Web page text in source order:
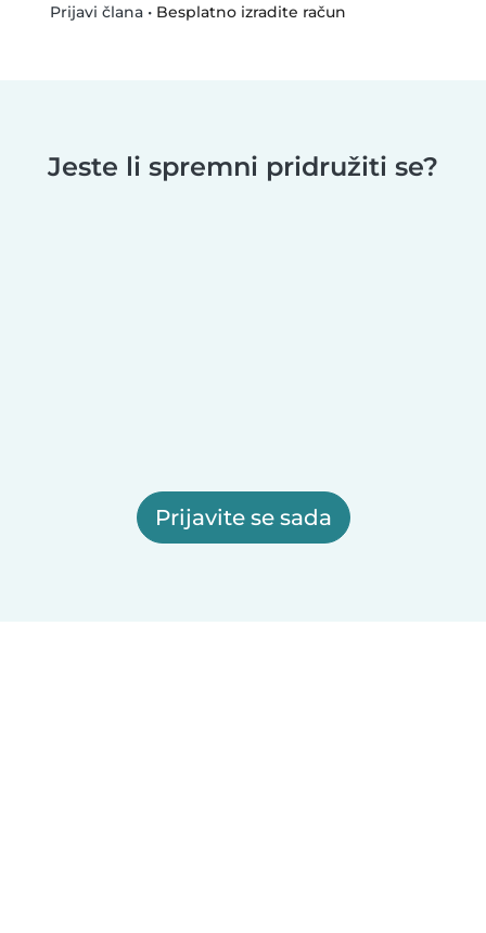
Prijavi člana• Besplatno izradite račun
Jeste li spremni pridružiti se?
Prijavite se sada